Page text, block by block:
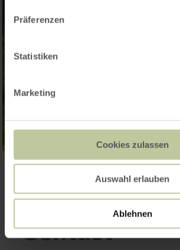
Präferenzen
Statistiken
Marketing
Cookies zulassen
Auswahl erlauben
Ablehnen
Ouvrir la galerie
Contact